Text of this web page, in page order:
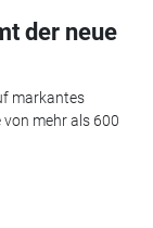
der neue
markantes
von mehr als 600